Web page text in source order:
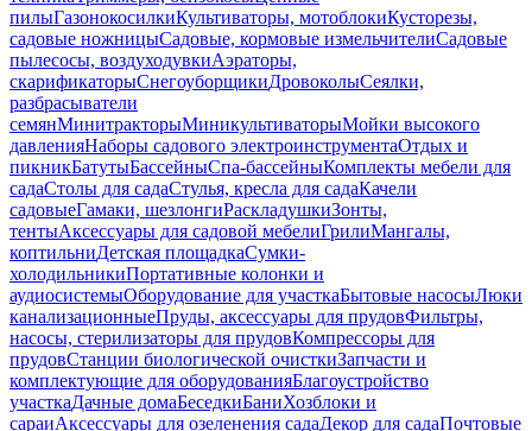
пилыГазонокосилкиКультиваторы, мотоблокиКусторезы,
садовые ножницыСадовые, кормовые измельчителиСадовые
пылесосы, воздуходувкиАэраторы,
скарификаторыСнегоуборщикиДровоколыСеялки,
разбрасыватели
семянМинитракторыМиникультиваторыМойки высокого
давленияНаборы садового электроинструментаОтдых и
пикникБатутыБассейныСпа-бассейныКомплекты мебели для
садаСтолы для садаСтулья, кресла для садаКачели
садовыеГамаки, шезлонгиРаскладушкиЗонты,
тентыАксессуары для садовой мебелиГрилиМангалы,
коптильниДетская площадкаСумки-
холодильникиПортативные колонки и
аудиосистемыОборудование для участкаБытовые насосыЛюки
канализационныеПруды, аксессуары для прудовФильтры,
насосы, стерилизаторы для прудовКомпрессоры для
прудовСтанции биологической очисткиЗапчасти и
комплектующие для оборудованияБлагоустройство
участкаДачные домаБеседкиБаниХозблоки и
сараиАксессуары для озеленения садаДекор для садаПочтовые